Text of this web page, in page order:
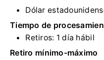
Dólar
Tiempo de
Retiros: 1 día hábil
Retiro mínimo-máximo